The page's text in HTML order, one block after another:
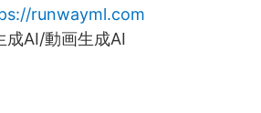
runwayml.com
成AI/動画生成AI